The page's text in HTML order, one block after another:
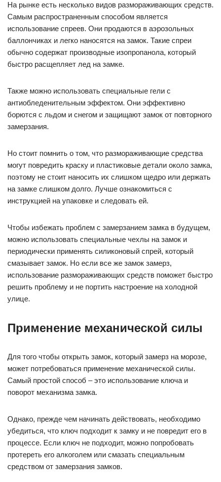
На рынке есть несколько видов размораживающих средств.
Самым распространенным способом является
использование спреев. Они продаются в аэрозольных
баллончиках и легко наносятся на замок. Такие спреи
обычно содержат производные изопропанола, который
быстро расщепляет лед на замке.
Также можно использовать специальные гели с
антиобледенительным эффектом. Они эффективно
борются с льдом и снегом и защищают замок от повторного
замерзания.
Но стоит помнить о том, что размораживающие средства
могут повредить краску и пластиковые детали около замка,
поэтому не стоит наносить их слишком щедро или держать
на замке слишком долго. Лучше ознакомиться с
инструкцией на упаковке и следовать ей.
Чтобы избежать проблем с замерзанием замка в будущем,
можно использовать специальные чехлы на замок и
периодически применять силиконовый спрей, который
смазывает замок. Но если все же замок замерз,
использование размораживающих средств поможет быстро
решить проблему и не портить настроение на холодной
улице.
Применение механической силы
Для того чтобы открыть замок, который замерз на морозе,
может потребоваться применение механической силы.
Самый простой способ – это использование ключа и
поворот механизма замка.
Однако, прежде чем начинать действовать, необходимо
убедиться, что ключ подходит к замку и не повредит его в
процессе. Если ключ не подходит, можно попробовать
протереть его алкоголем или смазать специальным
средством от замерзания замков.